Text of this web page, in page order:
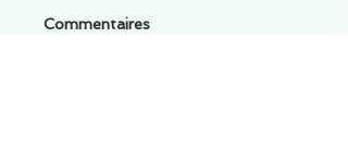
Commentaires